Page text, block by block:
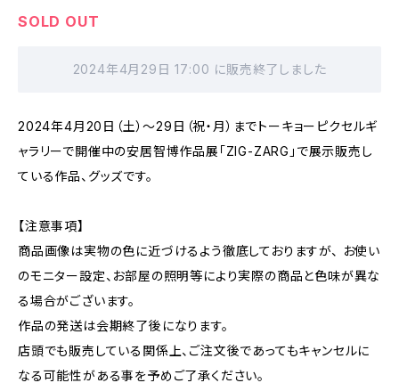
SOLD OUT
2024年4月29日 17:00 に販売終了しました
2024年4月20日（土）〜29日（祝・月）までトーキョーピクセルギ
ャラリーで開催中の安居智博作品展「ZIG-ZARG」で展示販売し
ている作品、グッズです。
【注意事項】
商品画像は実物の色に近づけるよう徹底しておりますが、 お使い
のモニター設定、お部屋の照明等により実際の商品と色味が異な
る場合がございます。
作品の発送は会期終了後になります。
店頭でも販売している関係上、ご注文後であってもキャンセルに
なる可能性がある事を予めご了承ください。